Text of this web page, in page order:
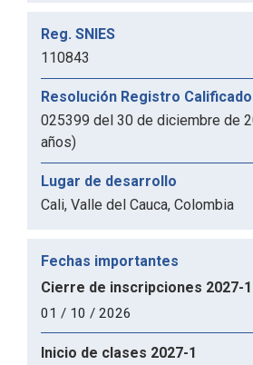
Reg. SNIES
110843
Resolución Registro Calificado
025399 del 30 de diciembre de
años)
Lugar de desarrollo
Cali, Valle del Cauca, Colombia
Fechas importantes
Cierre de inscripciones 2027-1
01 / 10 / 2026
Inicio de clases 2027-1